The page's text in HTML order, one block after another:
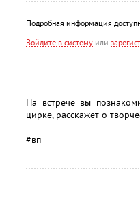
Подробная информация
Войдите в систему или
На встрече вы
цирке, расскажет о
#вп